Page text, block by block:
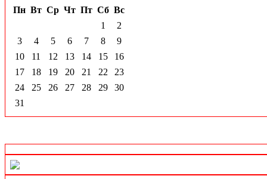
Пн Вт Ср Чт Пт Сб Вс
1
2
3
4 5 6 7 8
9
10
11 12 13 14 15
16
17
18 19 20 21 22
23
24
25 26 27 28 29
30
31